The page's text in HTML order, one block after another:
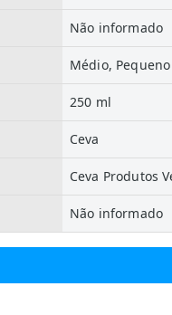
Não informado
Médio,
250 ml
Ceva
Ceva Produtos
Não informado